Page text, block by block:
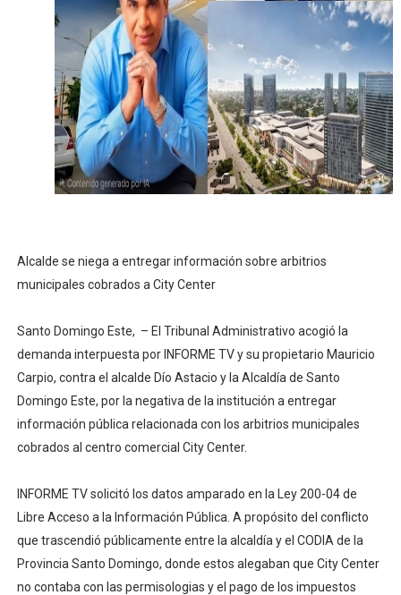
El PRM renueva su cúpula directiva: Luis Abinader
Fellito Suberví inspecciona obras en las “villas” y
Comedores Comunitarios de DASAC garantizan
UNTC inicia ofensiva para recuperar fuerza gremial
PRM escogerá este domingo su nueva cúpula
Alcalde se niega a entregar información sobre arbitrios
municipales cobrados a City Center
Santo Domingo Este, – El Tribunal Administrativo acogió la
demanda interpuesta por INFORME TV y su propietario Mauricio
Carpio, contra el alcalde Dío Astacio y la Alcaldía de Santo
Domingo Este, por la negativa de la institución a entregar
información pública relacionada con los arbitrios municipales
cobrados al centro comercial City Center.
INFORME TV solicitó los datos amparado en la Ley 200-04 de
Libre Acceso a la Información Pública. A propósito del conflicto
que trascendió públicamente entre la alcaldía y el CODIA de la
Provincia Santo Domingo, donde estos alegaban que City Center
no contaba con las permisologias y el pago de los impuestos